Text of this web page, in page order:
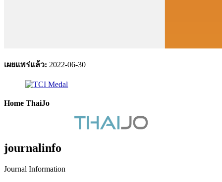
เผยแพร่แล้ว: 2022-06-30
Home ThaiJo
journalinfo
Journal Information